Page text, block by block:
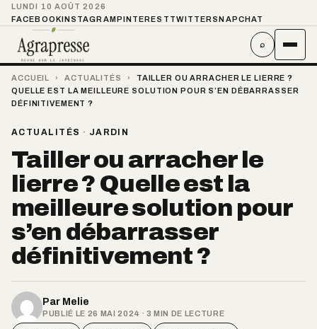
LUNDI 10 AOÛT 2026
FACEBOOKINSTAGRAMPINTEREST TWITTER SNAPCHAT
⌕
ACCUEIL › ACTUALITÉS ›
TAILLER OU ARRACHER LE LIERRE ?
QUELLE EST LA MEILLEURE SOLUTION POUR S’EN DÉBARRASSER
DÉFINITIVEMENT ?
ACTUALITÉS · JARDIN
Tailler ou arracher le
lierre ? Quelle est la
meilleure solution pour
s’en débarrasser
définitivement ?
Par Melie
PUBLIÉ LE 26 MAI 2024 · 3 MIN DE LECTURE